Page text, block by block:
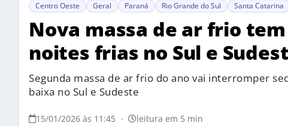
Centro Oeste Geral Paraná Rio Grande do Sul Santa Catarina
Nova massa de ar frio
noites frias no Sul e
Segunda massa de ar frio do ano vai interromper
baixa no Sul e Sudeste
15/01/2026 às 11:45 • leitura em 5 min